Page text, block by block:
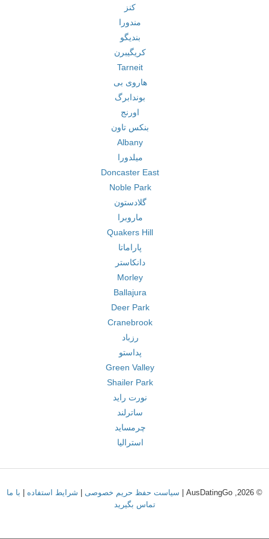
کنز
مندورا
بندیگو
کریگیبرن
Tarneit
هاروی بی
بوندابرگ
اورنج
بنکس تاون
Albany
میلدورا
Doncaster East
Noble Park
گلادستون
ماروبرا
Quakers Hill
پاراماتا
دانکاستر
Morley
Ballajura
Deer Park
Cranebrook
رزباد
پداستو
Green Valley
Shailer Park
نورت راید
ساترلند
چرمساید
استرالیا
© 2026, AusDatingGo | سیاست حفظ حریم خصوصی شرایط استفاده
با ما
تماس بگیرید